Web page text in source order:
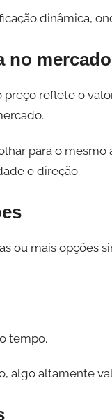
dinâmica,
no
reflete o
para o
e direção.
ou mais opções
tempo.
algo altamente